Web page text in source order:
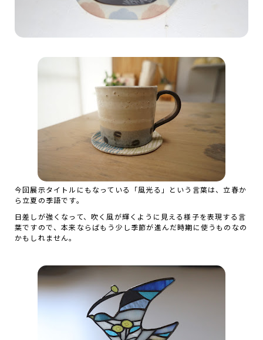
今回展示タイトルにもなっている「風光る」という言葉は、立春か
ら立夏の季語です。
日差しが強くなって、吹く風が輝くように見える様子を表現する言
葉ですので、本来ならばもう少し季節が進んだ時期に使うものなの
かもしれません。